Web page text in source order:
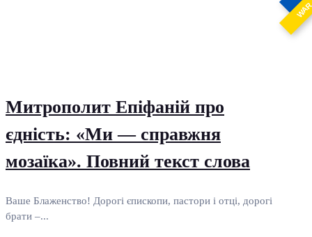
Митрополит Епіфаній про
єдність: «Ми — справжня
мозаїка». Повний текст слова
Ваше Блаженство! Дорогі єпископи, пастори і отці, дорогі
брати –...